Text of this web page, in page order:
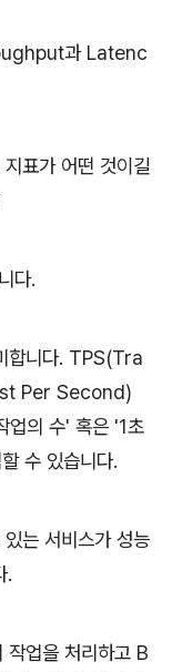
과 Latenc
표가 어떤 것이길
다.
합니다. TPS(Tra
Per Second)
업의 수' 혹은 '1초
수 있습니다.
는 서비스가 성능
.
업을 처리하고 B